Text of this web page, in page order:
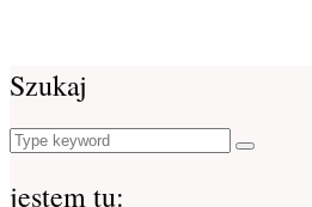
Szukaj
Search
for:
Search
jestem tu: